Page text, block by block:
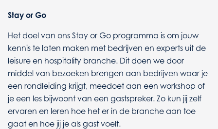
Stay or Go
Het doel van ons Stay or Go programma is om jouw
kennis te laten maken met bedrijven en experts uit de
leisure en hospitality branche. Dit doen we door
middel van bezoeken brengen aan bedrijven waar je
een rondleiding krijgt, meedoet aan een workshop of
je een les bijwoont van een gastspreker. Zo kun jij zelf
ervaren en leren hoe het er in de branche aan toe
gaat en hoe jij je als gast voelt.